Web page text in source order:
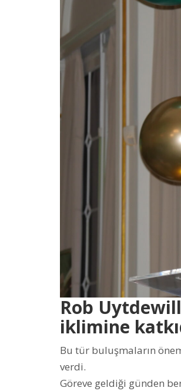
Rob
iklimine
Bu tür buluşmaların
verdi.
Göreve geldiği günden